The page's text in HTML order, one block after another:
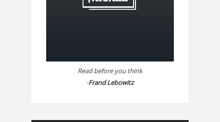
Read before you think
-Frand Lebowitz